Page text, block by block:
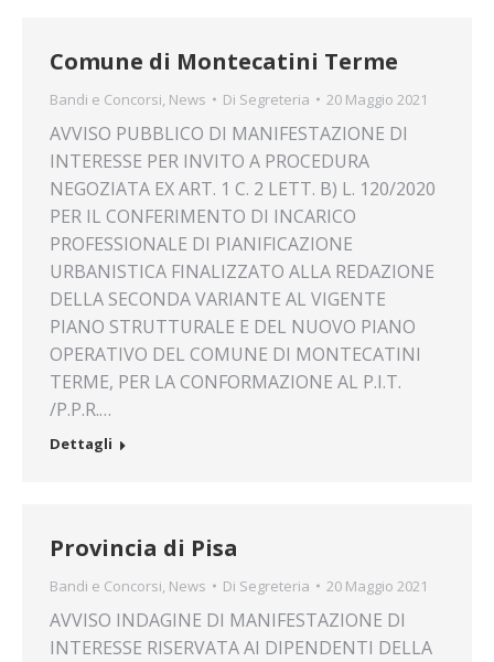
Comune di Montecatini Terme
Bandi e Concorsi, News Di Segreteria 20 Maggio 2021
AVVISO PUBBLICO DI MANIFESTAZIONE DI
INTERESSE PER INVITO A PROCEDURA
NEGOZIATA EX ART. 1 C. 2 LETT. B) L. 120/2020
PER IL CONFERIMENTO DI INCARICO
PROFESSIONALE DI PIANIFICAZIONE
URBANISTICA FINALIZZATO ALLA REDAZIONE
DELLA SECONDA VARIANTE AL VIGENTE
PIANO STRUTTURALE E DEL NUOVO PIANO
OPERATIVO DEL COMUNE DI MONTECATINI
TERME, PER LA CONFORMAZIONE AL P.I.T.
/P.P.R.…
Dettagli
Provincia di Pisa
Bandi e Concorsi, News Di Segreteria 20 Maggio 2021
AVVISO INDAGINE DI MANIFESTAZIONE DI
INTERESSE RISERVATA AI DIPENDENTI DELLA